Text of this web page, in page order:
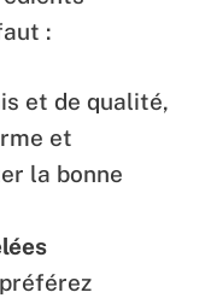
:
et de qualité,
et
la bonne